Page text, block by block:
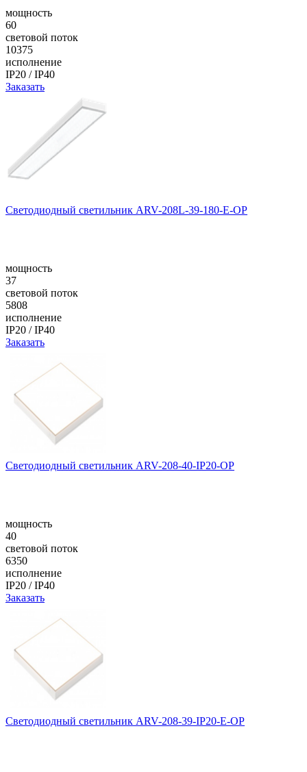
мощность
60
световой поток
10375
исполнение
IP20 / IP40
Заказать
Светодиодный светильник ARV-208L-39-180-E-OP
мощность
37
световой поток
5808
исполнение
IP20 / IP40
Заказать
Светодиодный светильник ARV-208-40-IP20-OP
мощность
40
световой поток
6350
исполнение
IP20 / IP40
Заказать
Светодиодный светильник ARV-208-39-IP20-E-OP